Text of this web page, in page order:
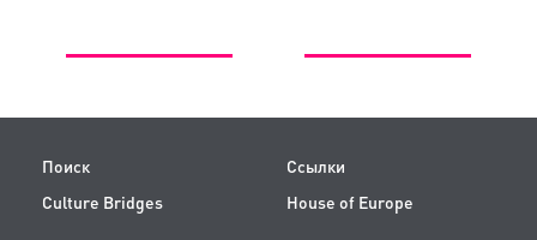
Поиск
Ссылки
Culture Bridges
House of Europe